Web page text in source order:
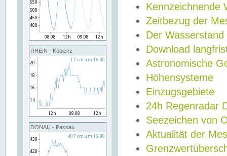
RHEIN - Koblenz
DONAU - Passau
Kennzeichnende
Zeitbezug der
Der Wasserstand
Download
Astronomische
Höhensysteme
Einzugsgebiete
24h Regenradar
Seezeichen von
Aktualität der